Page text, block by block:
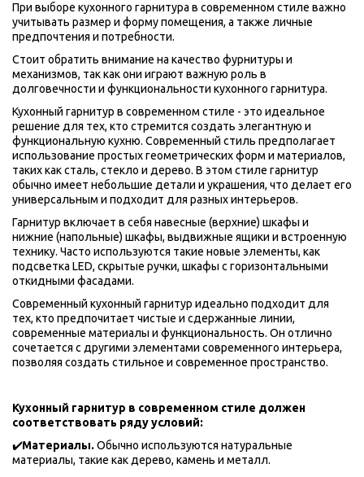
При выборе кухонного гарнитура в современном стиле важно
учитывать размер и форму помещения, а также личные
предпочтения и потребности.
Стоит обратить внимание на качество фурнитуры и
механизмов, так как они играют важную роль в
долговечности и функциональности кухонного гарнитура.
Кухонный гарнитур в современном стиле - это идеальное
решение для тех, кто стремится создать элегантную и
функциональную кухню. Современный стиль предполагает
использование простых геометрических форм и материалов,
таких как сталь, стекло и дерево. В этом стиле гарнитур
обычно имеет небольшие детали и украшения, что делает его
универсальным и подходит для разных интерьеров.
Гарнитур включает в себя навесные (верхние) шкафы и
нижние (напольные) шкафы, выдвижные ящики и встроенную
технику. Часто используются такие новые элементы, как
подсветка LED, скрытые ручки, шкафы с горизонтальными
откидными фасадами.
Современный кухонный гарнитур идеально подходит для
тех, кто предпочитает чистые и сдержанные линии,
современные материалы и функциональность. Он отлично
сочетается с другими элементами современного интерьера,
позволяя создать стильное и современное пространство.
Кухонный гарнитур в современном стиле должен
соответствовать ряду условий:
✔️Материалы. Обычно используются натуральные
материалы, такие как дерево, камень и металл.